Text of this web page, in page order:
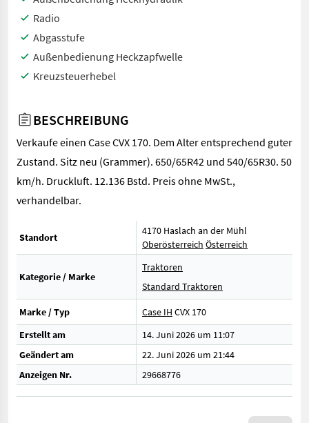
Radio
Abgasstufe
Außenbedienung Heckzapfwelle
Kreuzsteuerhebel
BESCHREIBUNG
Verkaufe einen Case CVX 170. Dem Alter entsprechend guter
Zustand. Sitz neu (Grammer). 650/65R42 und 540/65R30. 50
km/h. Druckluft. 12.136 Bstd. Preis ohne MwSt.,
verhandelbar.
Standort
4170 Haslach an der Mühl
Oberösterreich Österreich
Kategorie / Marke
Traktoren
Standard Traktoren
Marke / Typ Case IH CVX 170
Erstellt am
14. Juni 2026 um 11:07
Geändert am
22. Juni 2026 um 21:44
Anzeigen Nr.
29668776